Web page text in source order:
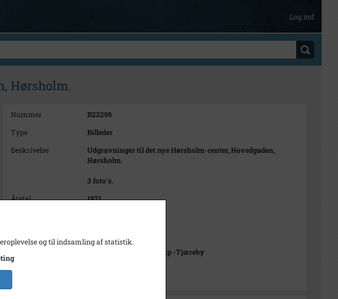
Log ind
Hørsholm.
Nummer
B22296
Type
Billeder
Beskrivelse
Udgravninger til det nye Hørsholm-center, Hovedgaden,
Hørsholm.
3 foto´s.
Årstal
1971
Lokalarkivet Alsønderup -Tjæreby
og til indsamling af statistik.